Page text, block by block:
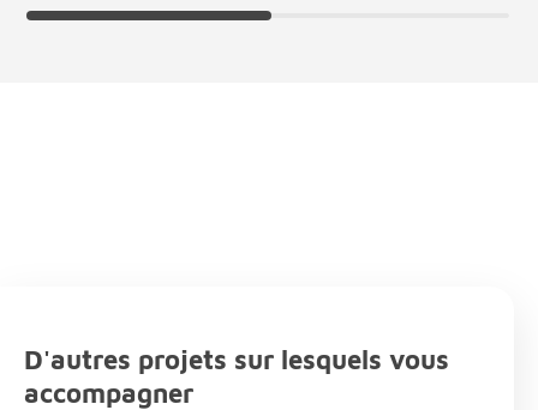
D'autres projets sur lesquels vous
accompagner